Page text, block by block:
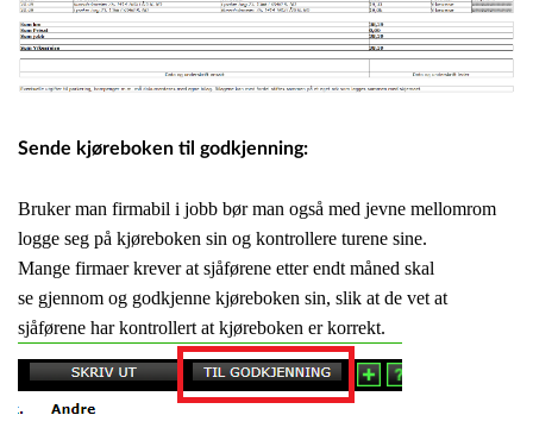
Sende kjøreboken til godkjenning:
Bruker man firmabil i jobb bør man også med jevne mellomrom
logge seg på kjøreboken sin og kontrollere turene sine.
Mange firmaer krever at sjåførene etter endt måned skal
se gjennom og godkjenne kjøreboken sin, slik at de vet at
sjåførene har kontrollert at kjøreboken er korrekt.